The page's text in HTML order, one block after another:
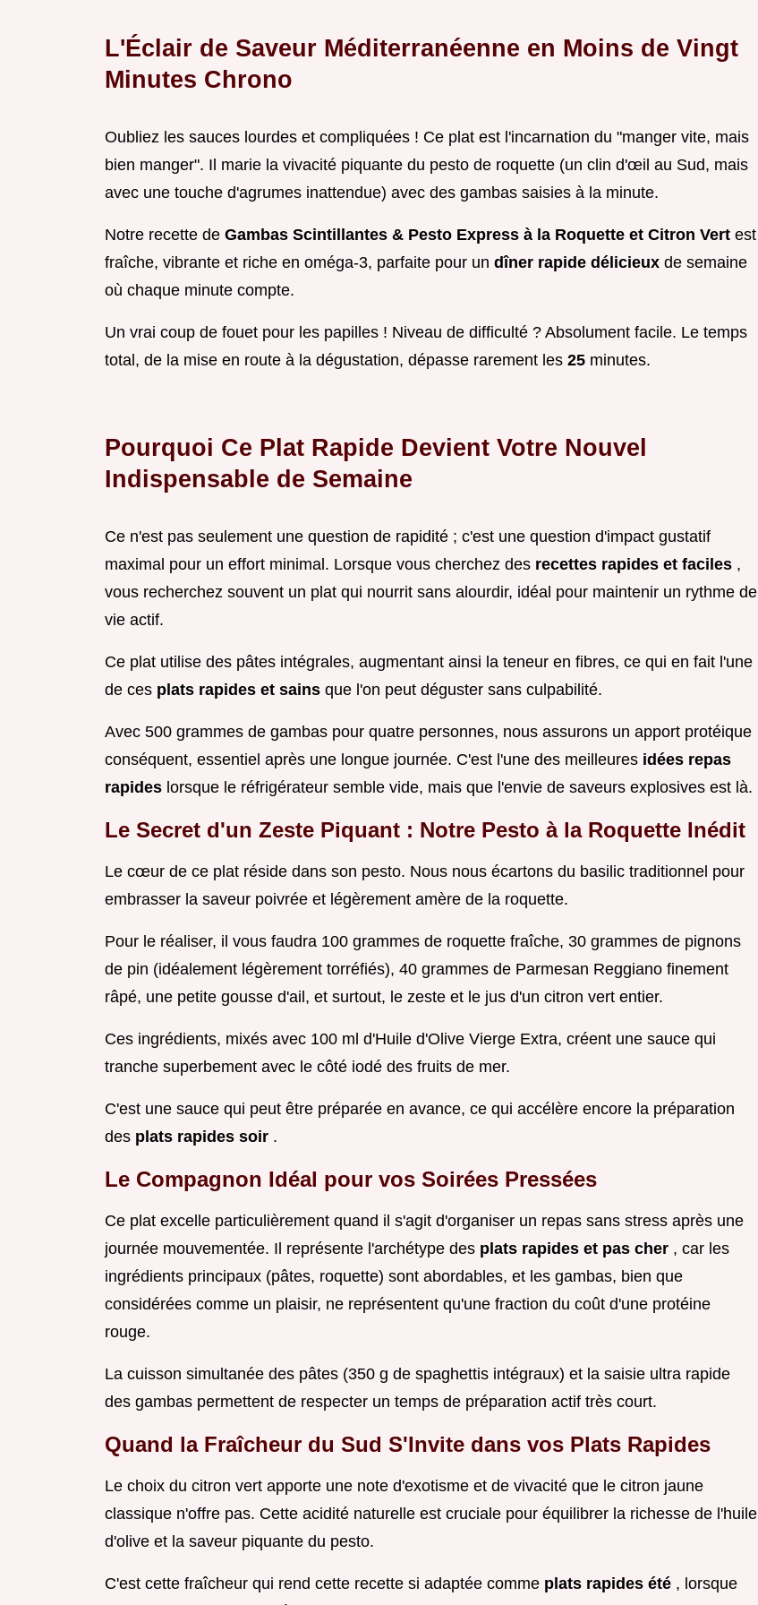
L'Éclair de Saveur Méditerranéenne en Moins de Vingt
Minutes Chrono
Oubliez les sauces lourdes et compliquées ! Ce plat est l'incarnation du "manger vite, mais
bien manger". Il marie la vivacité piquante du pesto de roquette (un clin d'œil au Sud, mais
avec une touche d'agrumes inattendue) avec des gambas saisies à la minute.
Notre recette de Gambas Scintillantes & Pesto Express à la Roquette et Citron Vert est
fraîche, vibrante et riche en oméga-3, parfaite pour un dîner rapide délicieux de semaine
où chaque minute compte.
Un vrai coup de fouet pour les papilles ! Niveau de difficulté ? Absolument facile. Le temps
total, de la mise en route à la dégustation, dépasse rarement les 25 minutes.
Pourquoi Ce Plat Rapide Devient Votre Nouvel
Indispensable de Semaine
Ce n'est pas seulement une question de rapidité ; c'est une question d'impact gustatif
maximal pour un effort minimal. Lorsque vous cherchez des recettes rapides et faciles ,
vous recherchez souvent un plat qui nourrit sans alourdir, idéal pour maintenir un rythme de
vie actif.
Ce plat utilise des pâtes intégrales, augmentant ainsi la teneur en fibres, ce qui en fait l'une
de ces plats rapides et sains que l'on peut déguster sans culpabilité.
Avec 500 grammes de gambas pour quatre personnes, nous assurons un apport protéique
conséquent, essentiel après une longue journée. C'est l'une des meilleures idées repas
rapides lorsque le réfrigérateur semble vide, mais que l'envie de saveurs explosives est là.
Le Secret d'un Zeste Piquant : Notre Pesto à la Roquette Inédit
Le cœur de ce plat réside dans son pesto. Nous nous écartons du basilic traditionnel pour
embrasser la saveur poivrée et légèrement amère de la roquette.
Pour le réaliser, il vous faudra 100 grammes de roquette fraîche, 30 grammes de pignons
de pin (idéalement légèrement torréfiés), 40 grammes de Parmesan Reggiano finement
râpé, une petite gousse d'ail, et surtout, le zeste et le jus d'un citron vert entier.
Ces ingrédients, mixés avec 100 ml d'Huile d'Olive Vierge Extra, créent une sauce qui
tranche superbement avec le côté iodé des fruits de mer.
C'est une sauce qui peut être préparée en avance, ce qui accélère encore la préparation
des plats rapides soir .
Le Compagnon Idéal pour vos Soirées Pressées
Ce plat excelle particulièrement quand il s'agit d'organiser un repas sans stress après une
journée mouvementée. Il représente l'archétype des plats rapides et pas cher , car les
ingrédients principaux (pâtes, roquette) sont abordables, et les gambas, bien que
considérées comme un plaisir, ne représentent qu'une fraction du coût d'une protéine
rouge.
La cuisson simultanée des pâtes (350 g de spaghettis intégraux) et la saisie ultra rapide
des gambas permettent de respecter un temps de préparation actif très court.
Quand la Fraîcheur du Sud S'Invite dans vos Plats Rapides
Le choix du citron vert apporte une note d'exotisme et de vivacité que le citron jaune
classique n'offre pas. Cette acidité naturelle est cruciale pour équilibrer la richesse de l'huile
d'olive et la saveur piquante du pesto.
C'est cette fraîcheur qui rend cette recette si adaptée comme plats rapides été , lorsque